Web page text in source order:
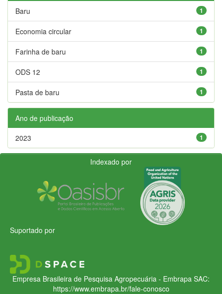
1
Baru
1
Economia circular
1
Farinha de baru
1
ODS 12
1
Pasta de baru
Ano de publicação
1
2023
Indexado por
Suportado por
Empresa Brasileira de Pesquisa Agropecuária - Embrapa SAC:
https://www.embrapa.br/fale-conosco